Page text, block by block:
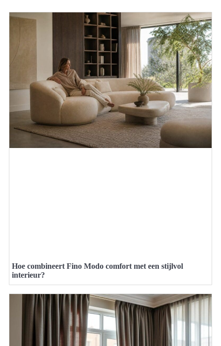
Hoe combineert Fino Modo comfort met een stijlvol
interieur?